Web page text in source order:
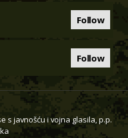
Follow
Follow
s javnošću i vojna glasila, p.p.